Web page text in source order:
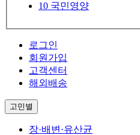
10 국민영양
로그인
회원가입
고객센터
해외배송
고민별
장·배변·유산균